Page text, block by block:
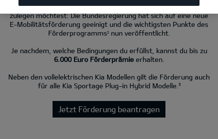
Eine tolle Nachricht, wenn du dir einen vollelektrischen Kia
zulegen möchtest: Die Bundesregierung hat sich auf eine neue
E-Mobilitätsförderung geeinigt und die wichtigsten Punkte des
Förderprogramms2nun veröffentlicht.
Je nachdem, welche Bedingungen du erfüllst, kannst du bis zu
6.000 Euro Förderprämieerhalten.
Neben den vollelektrischen Kia Modellen gilt die Förderung auch
für alle Kia Sportage Plug-in Hybrid Modelle.³
Jetzt Förderung beantragen